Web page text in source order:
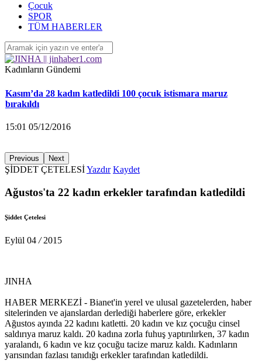
Çocuk
SPOR
TÜM HABERLER
Kadınların Gündemi
‘Yüzlerce çocuk devletin ihmalleri sonucu yaşamını yitirdi’
16:26 04/12/2016
Kasım’da 28 kadın katledildi 100 çocuk istismara maruz
bırakıldı
15:01 05/12/2016
KA.DER: Gasp edilen 194 koltuğu istiyoruz!
15:00 05/12/2016
Ayrılmak isteyen kadına saldırarak yaraladı
Müjgan Ekin’in ailesi İHD’ye başvurdu
14:57 05/12/2016
Previous Next
ŞİDDET ÇETELESİYazdır Kaydet
Ağustos'ta 22 kadın erkekler tarafından katledildi
Şiddet Çetelesi
Eylül 04 /2015
JINHA
HABER MERKEZİ - Bianet'in yerel ve ulusal gazetelerden, haber
sitelerinden ve ajanslardan derlediği haberlere göre, erkekler
Ağustos ayında 22 kadını katletti. 20 kadın ve kız çocuğu cinsel
saldırıya maruz kaldı. 20 kadına zorla fuhuş yaptırılırken, 37 kadın
yaralandı, 6 kadın ve kız çocuğu tacize maruz kaldı. Kadınların
yarısından fazlası tanıdığı erkekler tarafından katledildi.